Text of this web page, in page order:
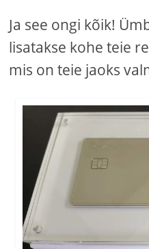
Ja see ongi kõik!
lisatakse kohe teie
mis on teie jaoks